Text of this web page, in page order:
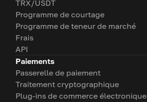
TRX/USDT
Programme de courtage
Programme de teneur de marché
Frais
API
Paiements
Passerelle de paiement
Traitement cryptographique
Plug-ins de commerce électronique